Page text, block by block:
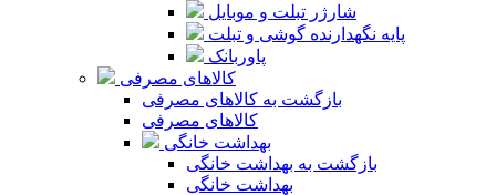
شارژر تبلت و موبایل
پایه نگهدارنده گوشی و تبلت
پاوربانک
کالاهای مصرفی
بازگشت به کالاهای مصرفی
کالاهای مصرفی
بهداشت خانگی
بازگشت به بهداشت خانگی
بهداشت خانگی